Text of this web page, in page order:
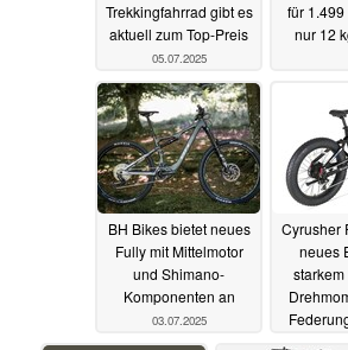
Trekkingfahrrad gibt es
aktuell zum Top-Preis
05.07.2025
für
nur 12
BH Bikes bietet neues
Fully mit Mittelmotor
und Shimano-
Komponenten an
03.07.2025
Cyrusher
neues